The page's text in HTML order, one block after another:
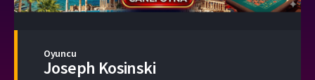
Oyuncu
Joseph Kosinski